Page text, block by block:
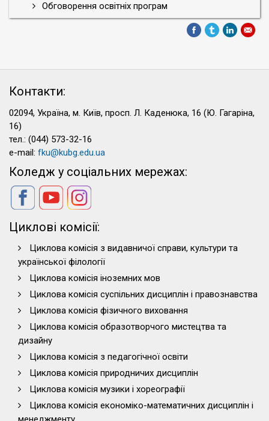
Обговорення освітніх програм
Контакти:
02094, Україна, м. Київ, просп. Л. Каденюка, 16 (Ю. Гагаріна,
16)
тел.: (044) 573-32-16
e-mail: fku@kubg.edu.ua
Коледж у соціальних мережах:
Циклові комісії:
Циклова комісія з видавничої справи, культури та
української філології
Циклова комісія іноземних мов
Циклова комісія суспільних дисциплін і правознавства
Циклова комісія фізичного виховання
Циклова комісія образотворчого мистецтва та
дизайну
Циклова комісія з педагогічної освіти
Циклова комісія природничих дисциплін
Циклова комісія музики і хореографії
Циклова комісія економіко-математичних дисциплін і